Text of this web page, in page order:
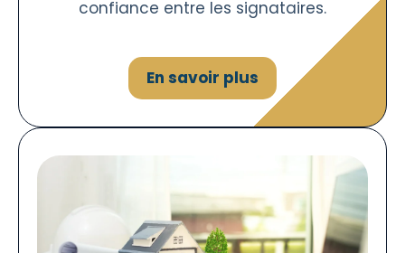
confiance entre les signataires.
En savoir plus